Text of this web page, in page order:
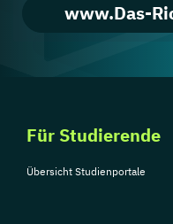
www.Das-
Für Studierende
Übersicht Studienportale